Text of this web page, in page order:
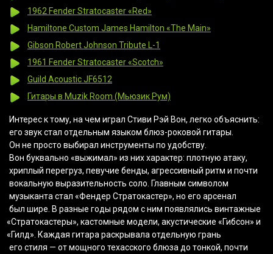
1962 Fender Stratocaster«Red»
Hamiltone Custom James Hamilton «The Main»
Gibson Robert Johnson Tribute L-1
1961 Fender Stratocaster«Scotch»
Guild Acoustic JF6512
Гитары в Muzik Room (Мьюзик Рум)
Интерес к тому, на чем играл Стиви Рэй Вон, легко объяснить:
его звук стал отдельным языком блюз-роковой гитары.
Он не просто выбирал инструменты по удобству.
Вон буквально «выжимал» из них характер: плотную атаку,
хриплый перегруз, певучие бенды, агрессивный ритм и почти
вокальную выразительность соло. Главным символом
музыканта стал «Фендер Стратокастер», но его арсенал
был шире. В разные годы рядом с ним появлялись винтажные
«Стратокастеры», кастомные модели, акустические «Гибсон» и
«Гилд». Каждая гитара раскрывала отдельную грань
его стиля — от мощного техасского блюза до тонкой, почти